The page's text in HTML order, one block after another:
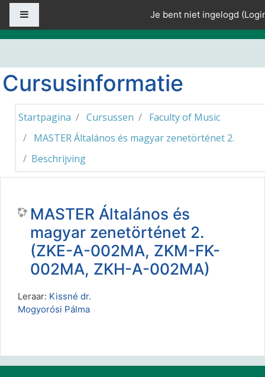
Ga naar hoofdinhoud
Je bent niet ingelogd (
Cursusinformatie
Startpagina Cursussen
Faculty of Music
MASTER Általános és magyar zenetörténet 2.
Beschrijving
MASTER Általános és
magyar zenetörténet 2.
(ZKE-A-002MA, ZKM-FK-
002MA, ZKH-A-002MA)
Leraar: Kissné dr.
Mogyorósi Pálma